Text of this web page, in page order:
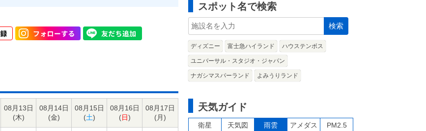
08月13日
(木)
08月14日
(金)
08月15日
(土)
08月16日
(日)
08月17日
(月)
スポット名で検索
検索
ディズニー 富士急ハイランド ハウステンボス
ユニバーサル・スタジオ・ジャパン
ナガシマスパーランド よみうりランド
天気ガイド
衛星 天気図 雨雲 アメダス PM2.5